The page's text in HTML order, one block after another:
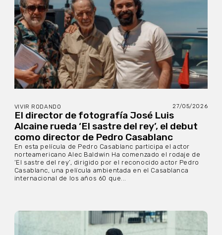
VIVIR RODANDO 27/05/2026
El director de fotografía José Luis
Alcaine rueda ‘El sastre del rey’, el debut
como director de Pedro Casablanc
En esta película de Pedro Casablanc participa el actor
norteamericano Alec Baldwin Ha comenzado el rodaje de
‘El sastre del rey’, dirigido por el reconocido actor Pedro
Casablanc, una película ambientada en el Casablanca
internacional de los años 60 que...